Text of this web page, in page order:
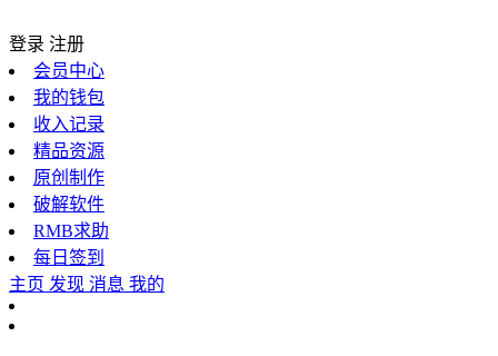
登录 注册
会员中心
我的钱包
收入记录
精品资源
原创制作
破解软件
RMB求助
每日签到
主页 发现 消息 我的